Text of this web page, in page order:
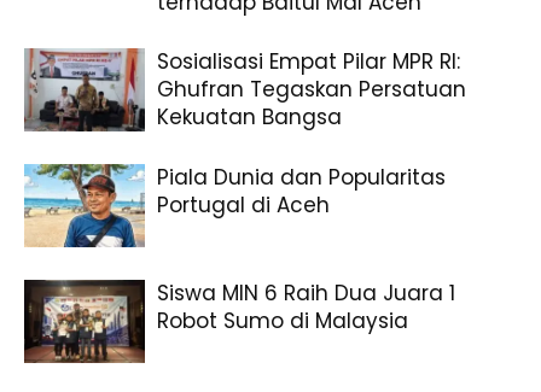
Sosialisasi Empat Pilar MPR RI:
Ghufran Tegaskan Persatuan
Kekuatan Bangsa
Piala Dunia dan Popularitas
Portugal di Aceh
Siswa MIN 6 Raih Dua Juara 1
Robot Sumo di Malaysia